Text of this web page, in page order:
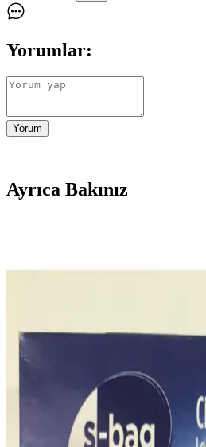
Yorumlar:
Yorum
Ayrıca Bakınız
Philips FC 8785 Performer
torba: sızdırmazlık ve kolay
Bu analiz, Philips FC 8785 Performer
torbasının beyaz tasarımı, dayanıklı
kullanım kolaylığı ve sızdırmazlığı
bildirimlerini özetler.